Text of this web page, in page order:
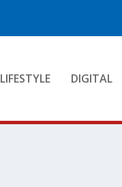
LIFESTYLE DIGITAL